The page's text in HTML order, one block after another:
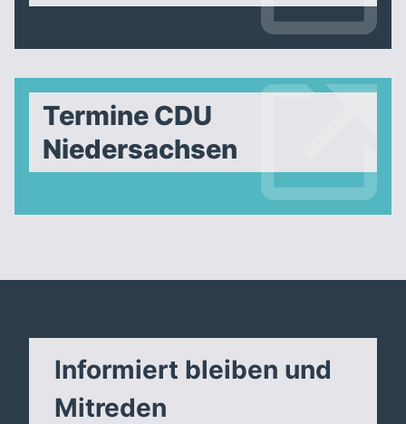
Termine CDU
Niedersachsen
Informiert bleiben und
Mitreden